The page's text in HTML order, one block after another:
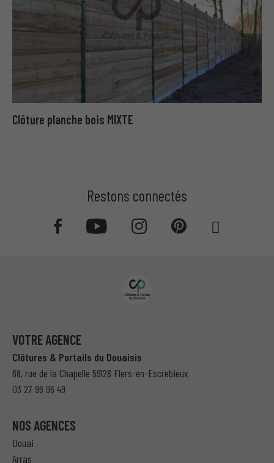
Clôture planche bois MIXTE
Restons connectés
VOTRE AGENCE
Clôtures & Portails du Douaisis
68, rue de la Chapelle 59128 Flers-en-Escrebieux
03 27 96 96 49
NOS AGENCES
Douai
Arras